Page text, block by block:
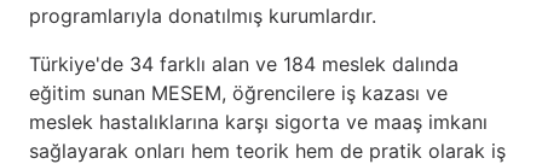
programlarıyla donatılmış kurumlardır.
Türkiye'de 34 farklı alan ve 184 meslek dalında
eğitim sunan MESEM, öğrencilere iş kazası ve
meslek hastalıklarına karşı sigorta ve maaş imkanı
sağlayarak onları hem teorik hem de pratik olarak iş